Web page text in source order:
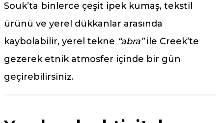
Souk’ta binlerce çeşit ipek kumaş, tekstil
ürünü ve yerel dükkanlar arasında
kaybolabilir, yerel tekne “abra”ile Creek’te
gezerek etnik atmosfer içinde bir gün
geçirebilirsiniz.